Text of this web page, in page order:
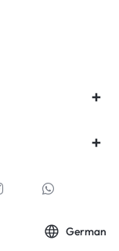
German